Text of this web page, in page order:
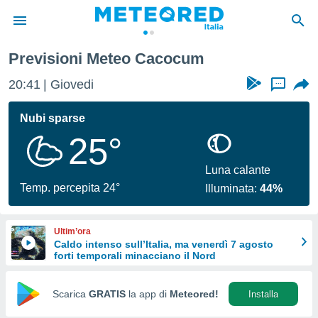
di
per
le
di
Web
Previsioni Meteo Cacocum
20:41 Giovedi ...
Nubi sparse
25°
Temp. percepita 24°
Luna calante
Illuminata:44%
Ultim’ora
Caldo intenso sull’Italia, ma venerdì 7 agosto
forti temporali minacciano il Nord
Scarica GRATIS la app di Meteored! Installa